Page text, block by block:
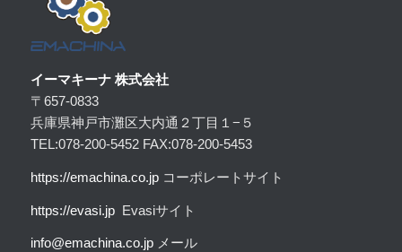
イーマキーナ 株式会社
〒657-0833
兵庫県神戸市灘区大内通２丁目１−５
TEL:078-200-5452 FAX:078-200-5453
https://emachina.co.jpコーポレートサイト
https://evasi.jpEvasiサイト
info@emachina.co.jp メール